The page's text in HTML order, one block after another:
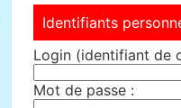
Identifiants
Login (identifiant de
Mot de passe :